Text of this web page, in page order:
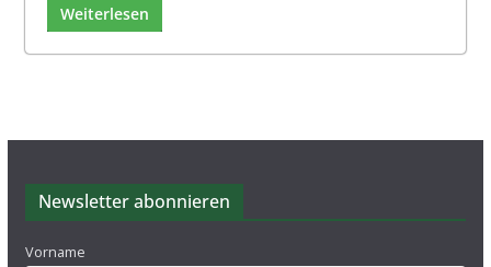
Weiterlesen
Newsletter abonnieren
Vorname